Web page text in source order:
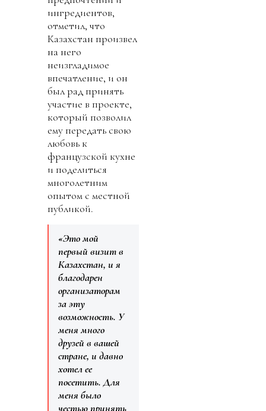
ингредиентов,
отметил, что
Казахстан произвел
на него
неизгладимое
впечатление, и он
был рад принять
участие в проекте,
который позволил
ему передать свою
любовь к
французской кухне
и поделиться
многолетним
опытом с местной
публикой.
«Это мой
первый визит в
Казахстан, и я
благодарен
организаторам
за эту
возможность. У
меня много
друзей в вашей
стране, и давно
хотел ее
посетить. Для
меня было
честью принять